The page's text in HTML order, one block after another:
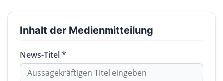
Inhalt der Medienmitteilung
News-Titel *